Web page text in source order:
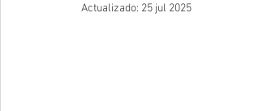
Actualizado: 25 jul 2025